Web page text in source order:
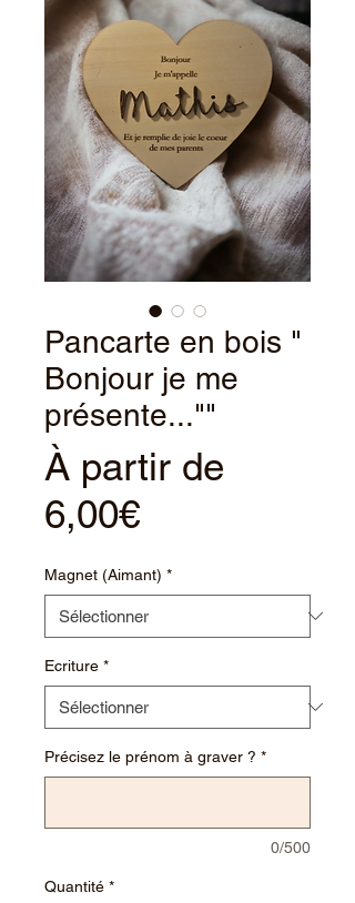
Pancarte en bois "
Bonjour je me
présente...""
À partir de
6,00€Prix
promotionnel
Magnet (Aimant) *
Ecriture *
Précisez le prénom à graver ? *
0/500
Quantité *